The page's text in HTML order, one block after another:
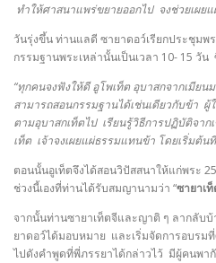
ทำให้ศาสนาแพร่ขยายออกไป จงช่วยเผย
วันรุ่งขึ้น ท่านแลดี ซายาดอว์เรียกประชุม
กรรมฐานพระเหล่านั้นเป็นเวลา 10- 15 วั
“ทุกคนจงฟังให้ดี อูโพเท็ต อุบาสกจากเมีย
สามารถสอนกรรมฐานได้เช่นเดียวกับข้า
ตามอุบาสกเท็ตไป เรียนรู้วิธีการปฏิบัติจา
เท็ต เจ้าจงเผยแผ่ธรรมแทนข้า โดยเริ่มต้น
ตอนนั้นอูเท็ตจึงได้สอนวิปัสสนาให้แก่พระ
ช่วงนี้เองที่ท่านได้รับสมญานามว่า “ซายาเ
จากนั้นท่านซายาเท็ตจีและญาติ ๆ ลากลับ
ยาดอว์ได้มอบหมาย และเริ่มจัดการอบรม
ไปดังคำพูดที่พี่ภรรยาได้กล่าวไว้ มีผู้คนพา